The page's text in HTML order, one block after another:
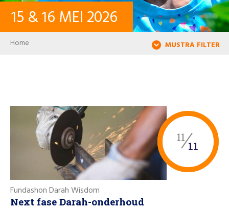
KONTAKTO
PALABRA KLAVE
Buska
15 &16 MEI 2026
Breadcrumb
Home MUSTRA FILTER
11
11
Fundashon Darah Wisdom
Next fase Darah-onderhoud